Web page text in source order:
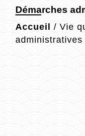
Démarches
Accueil / Vie
administratives